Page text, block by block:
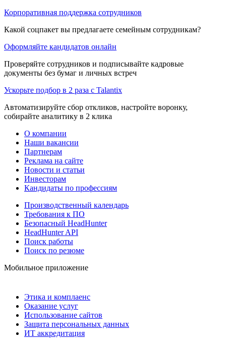
Корпоративная поддержка сотрудников
Какой соцпакет вы предлагаете семейным сотрудникам?
Оформляйте кандидатов онлайн
Проверяйте сотрудников и подписывайте кадровые
документы без бумаг и личных встреч
Ускорьте подбор в 2 раза с Talantix
Автоматизируйте сбор откликов, настройте воронку,
собирайте аналитику в 2 клика
О компании
Наши вакансии
Партнерам
Реклама на сайте
Новости и статьи
Инвесторам
Кандидаты по профессиям
Производственный календарь
Требования к ПО
Безопасный HeadHunter
HeadHunter API
Поиск работы
Поиск по резюме
Мобильное приложение
Этика и комплаенс
Оказание услуг
Использование сайтов
Защита персональных данных
ИТ аккредитация